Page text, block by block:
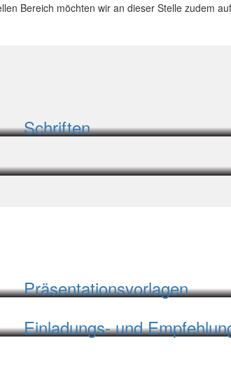
Bereich möchten wir an dieser Stelle zudem
Schriften
Präsentationsvorlagen
Einladungs- und